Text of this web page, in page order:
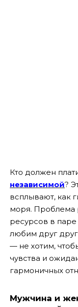
Кто должен
независимой?
всплывают, как
моря. Проблема
ресурсов в
любим друг
— не хотим,
чувства и
гармоничных
Мужчина и